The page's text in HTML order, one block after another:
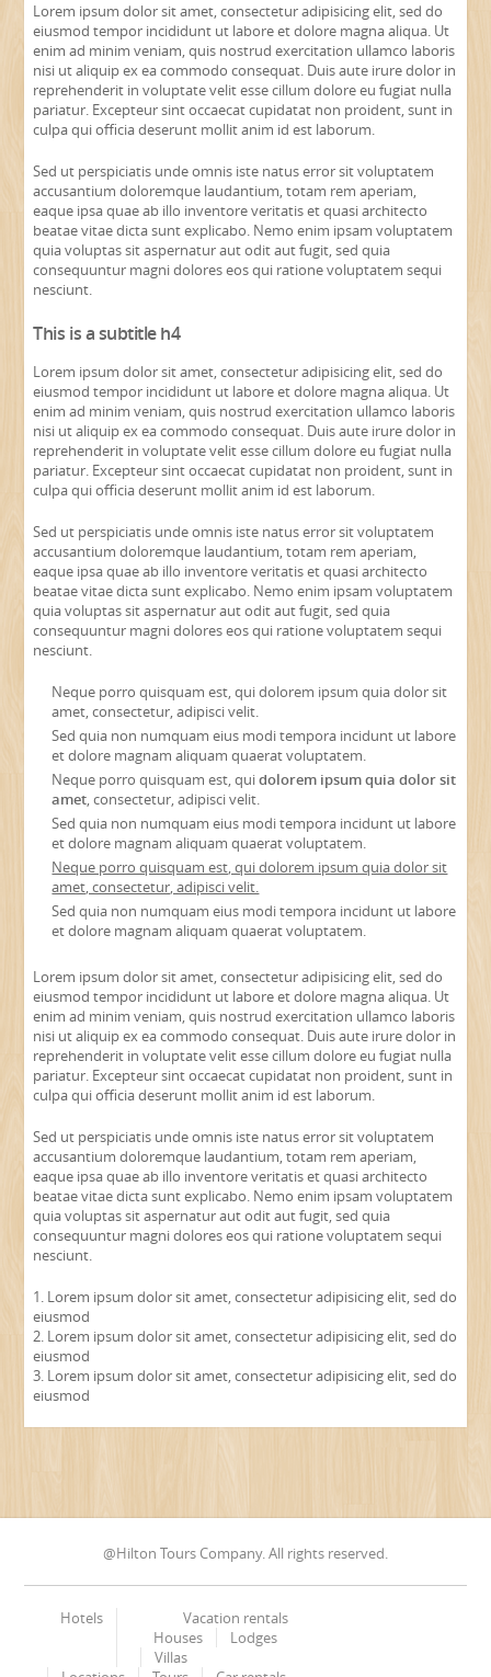
Lorem ipsum dolor sit amet, consectetur adipisicing elit, sed do
eiusmod tempor incididunt ut labore et dolore magna aliqua. Ut
enim ad minim veniam, quis nostrud exercitation ullamco laboris
nisi ut aliquip ex ea commodo consequat. Duis aute irure dolor in
reprehenderit in voluptate velit esse cillum dolore eu fugiat nulla
pariatur. Excepteur sint occaecat cupidatat non proident, sunt in
culpa qui officia deserunt mollit anim id est laborum.
Sed ut perspiciatis unde omnis iste natus error sit voluptatem
accusantium doloremque laudantium, totam rem aperiam,
eaque ipsa quae ab illo inventore veritatis et quasi architecto
beatae vitae dicta sunt explicabo. Nemo enim ipsam voluptatem
quia voluptas sit aspernatur aut odit aut fugit, sed quia
consequuntur magni dolores eos qui ratione voluptatem sequi
nesciunt.
This is a subtitle h4
Lorem ipsum dolor sit amet, consectetur adipisicing elit, sed do
eiusmod tempor incididunt ut labore et dolore magna aliqua. Ut
enim ad minim veniam, quis nostrud exercitation ullamco laboris
nisi ut aliquip ex ea commodo consequat. Duis aute irure dolor in
reprehenderit in voluptate velit esse cillum dolore eu fugiat nulla
pariatur. Excepteur sint occaecat cupidatat non proident, sunt in
culpa qui officia deserunt mollit anim id est laborum.
Sed ut perspiciatis unde omnis iste natus error sit voluptatem
accusantium doloremque laudantium, totam rem aperiam,
eaque ipsa quae ab illo inventore veritatis et quasi architecto
beatae vitae dicta sunt explicabo. Nemo enim ipsam voluptatem
quia voluptas sit aspernatur aut odit aut fugit, sed quia
consequuntur magni dolores eos qui ratione voluptatem sequi
nesciunt.
Neque porro quisquam est, qui dolorem ipsum quia dolor sit
amet, consectetur, adipisci velit.
Sed quia non numquam eius modi tempora incidunt ut labore
et dolore magnam aliquam quaerat voluptatem.
Neque porro quisquam est, quidolorem ipsum quia dolor sit
amet, consectetur, adipisci velit.
Sed quia non numquam eius modi tempora incidunt ut labore
et dolore magnam aliquam quaerat voluptatem.
Neque porro quisquam est, qui dolorem ipsum quia dolor sit
amet, consectetur, adipisci velit.
Sed quia non numquam eius modi tempora incidunt ut labore
et dolore magnam aliquam quaerat voluptatem.
Lorem ipsum dolor sit amet, consectetur adipisicing elit, sed do
eiusmod tempor incididunt ut labore et dolore magna aliqua. Ut
enim ad minim veniam, quis nostrud exercitation ullamco laboris
nisi ut aliquip ex ea commodo consequat. Duis aute irure dolor in
reprehenderit in voluptate velit esse cillum dolore eu fugiat nulla
pariatur. Excepteur sint occaecat cupidatat non proident, sunt in
culpa qui officia deserunt mollit anim id est laborum.
Sed ut perspiciatis unde omnis iste natus error sit voluptatem
accusantium doloremque laudantium, totam rem aperiam,
eaque ipsa quae ab illo inventore veritatis et quasi architecto
beatae vitae dicta sunt explicabo. Nemo enim ipsam voluptatem
quia voluptas sit aspernatur aut odit aut fugit, sed quia
consequuntur magni dolores eos qui ratione voluptatem sequi
nesciunt.
Lorem ipsum dolor sit amet, consectetur adipisicing elit, sed do
eiusmod
Lorem ipsum dolor sit amet, consectetur adipisicing elit, sed do
eiusmod
Lorem ipsum dolor sit amet, consectetur adipisicing elit, sed do
eiusmod
@Hilton Tours Company. All rights reserved.
Hotels
Vacation rentals
Houses
Lodges
Villas